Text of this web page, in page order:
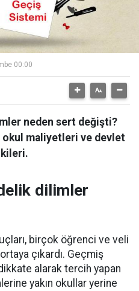
00:00
neden sert değişti?
okul maliyetleri ve devlet
dilimler
birçok öğrenci ve veli
çıkardı. Geçmiş
alarak tercih yapan
yakın okullar yerine